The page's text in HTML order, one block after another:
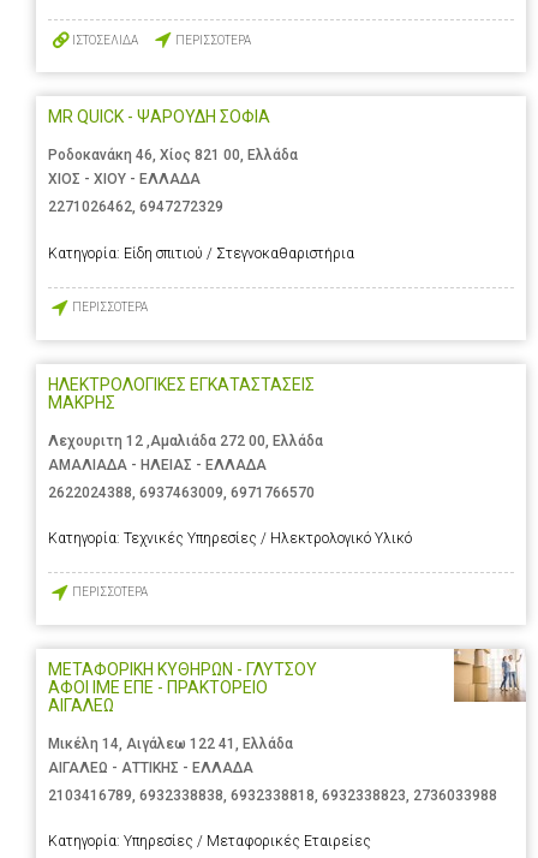
ΙΣΤΟΣΕΛΙΔΑ ΠΕΡΙΣΣΟΤΕΡΑ
MR QUICK - ΨΑΡΟΥΔΗ ΣΟΦΙΑ
Ροδοκανάκη 46, Χίος 821 00, Ελλάδα
ΧΙΟΣ - ΧΙΟΥ - ΕΛΛΑΔΑ
2271026462, 6947272329
Κατηγορία: Είδη σπιτιού / Στεγνοκαθαριστήρια
ΠΕΡΙΣΣΟΤΕΡΑ
ΗΛΕΚΤΡΟΛΟΓΙΚΕΣ ΕΓΚΑΤΑΣΤΑΣΕΙΣ
ΜΑΚΡΗΣ
Λεχουριτη 12 ,Αμαλιάδα 272 00, Ελλάδα
ΑΜΑΛΙΑΔΑ - ΗΛΕΙΑΣ - ΕΛΛΑΔΑ
2622024388 6937463009 6971766570
Κατηγορία: Τεχνικές Υπηρεσίες / Ηλεκτρολογικό Υλικό
ΠΕΡΙΣΣΟΤΕΡΑ
ΜΕΤΑΦΟΡΙΚΗ ΚΥΘΗΡΩΝ - ΓΛΥΤΣΟΥ
ΑΦΟΙ ΙΜΕ ΕΠΕ - ΠΡΑΚΤΟΡΕΙΟ
ΑΙΓΑΛΕΩ
Μικέλη 14, Αιγάλεω 122 41, Ελλάδα
ΑΙΓΑΛΕΩ - ΑΤΤΙΚΗΣ - ΕΛΛΑΔΑ
2103416789, 6932338838, 6932338818, 6932338823, 2736033988
Κατηγορία: Υπηρεσίες / Μεταφορικές Εταιρείες